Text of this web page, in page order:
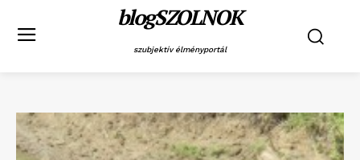
blogSZOLNOK
szubjektív élményportál